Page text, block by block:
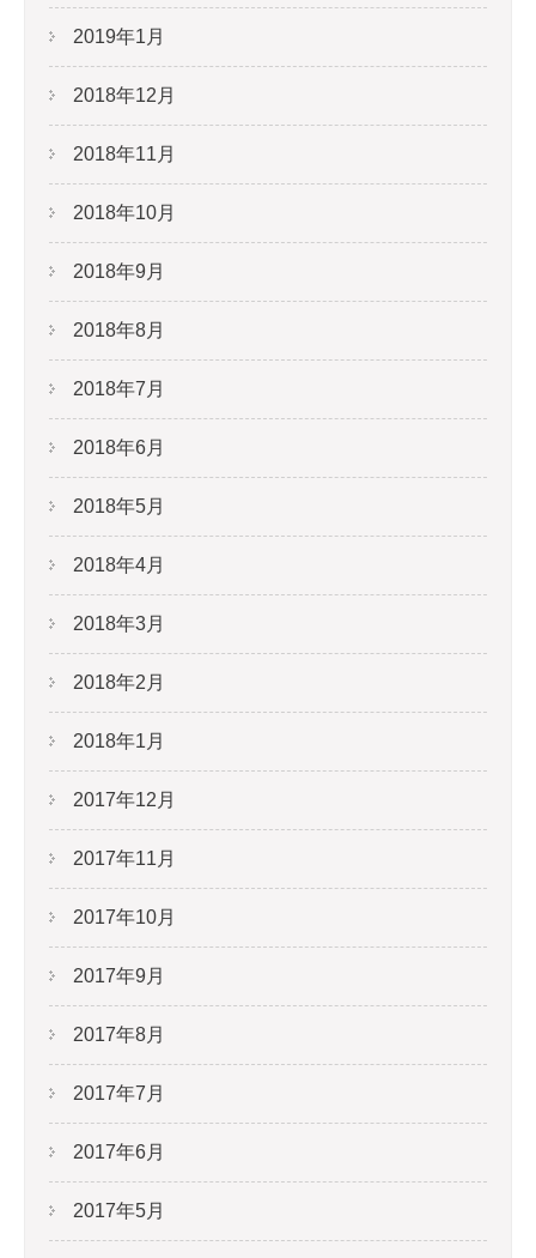
2019年1月
2018年12月
2018年11月
2018年10月
2018年9月
2018年8月
2018年7月
2018年6月
2018年5月
2018年4月
2018年3月
2018年2月
2018年1月
2017年12月
2017年11月
2017年10月
2017年9月
2017年8月
2017年7月
2017年6月
2017年5月